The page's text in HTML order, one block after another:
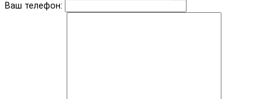
Ваш телефон: